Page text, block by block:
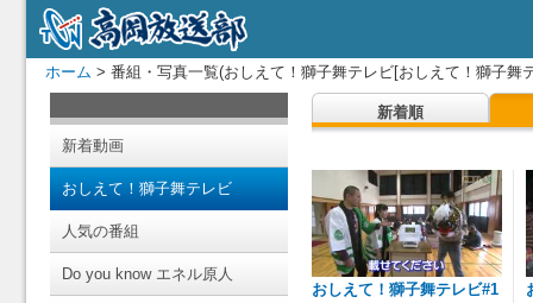
ホーム > 番組・写真一覧(おしえて！獅子舞テレビ[おしえて！獅子舞
新着動画
おしえて！獅子舞テレビ
人気の番組
Do you know エネル原人
新着順
おしえて！獅子舞テレビ#1